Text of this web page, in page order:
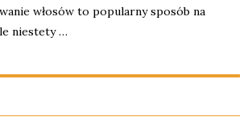
włosów to popularny sposób na
niestety …